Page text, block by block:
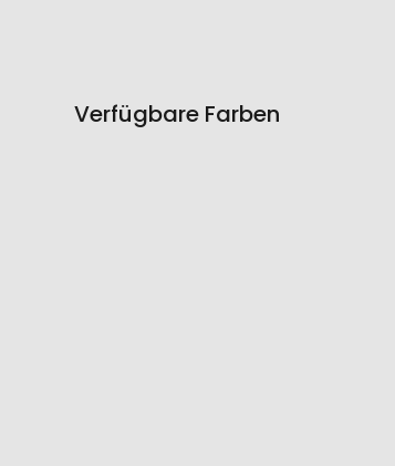
Verfügbare Farben